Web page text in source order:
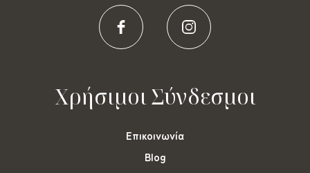
Χρήσιμοι Σύνδεσμοι
Επικοινωνία
Blog